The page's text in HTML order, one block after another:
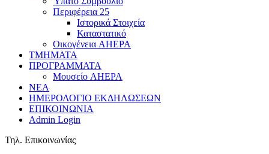
Περιφέρεια 25
Ιστορικά Στοιχεία
Καταστατικό
Οικογένεια AHEPA
ΤΜΗΜΑΤΑ
ΠΡΟΓΡΑΜΜΑΤΑ
Μουσείο AHEPA
ΝΕΑ
ΗΜΕΡΟΛΟΓΙΟ ΕΚΔΗΛΩΣΕΩΝ
ΕΠΙΚΟΙΝΩΝΙΑ
Admin Login
Τηλ. Επικοινωνίας